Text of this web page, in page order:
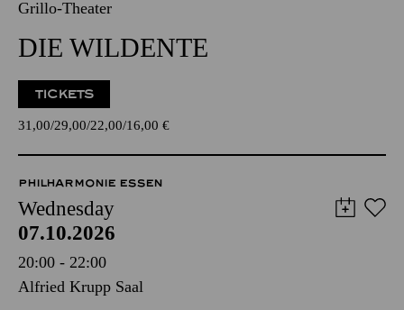
Grillo-Theater
DIE WILDENTE
TICKETS
31,00 29,00 22,00 16,00 €
PHILHARMONIE ESSEN
Wednesday
07.10.2026
20:00 - 22:00
Alfried Krupp Saal